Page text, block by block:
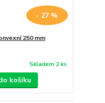
- 27 %
250 mm
Skladem 2 ks
košíku